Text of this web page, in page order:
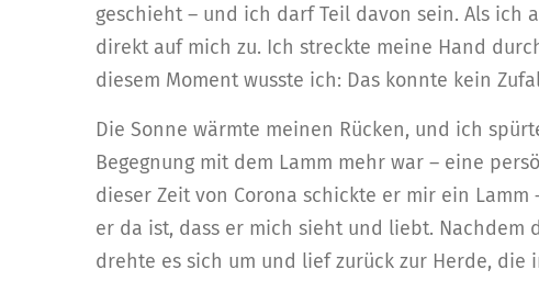
geschieht – und ich darf Teil davon sein. Als ich
direkt auf mich zu. Ich streckte meine Hand
diesem Moment wusste ich: Das konnte kein
Die Sonne wärmte meinen Rücken, und ich
Begegnung mit dem Lamm mehr war – eine
dieser Zeit von Corona schickte er mir ein
er da ist, dass er mich sieht und liebt. Nachdem
drehte es sich um und lief zurück zur Herde, die